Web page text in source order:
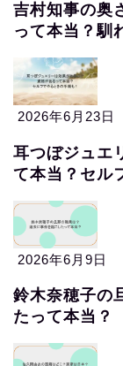
吉村知事の奥
って本当？馴
2026年6月23日
耳つぼジュエ
て本当？セル
2026年6月9日
鈴木奈穂子の
たって本当？